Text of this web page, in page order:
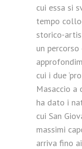
cui essa si
tempo
storico-
un
cui i due
Masaccio a
ha dato i
cui San
massimi
arriva fino